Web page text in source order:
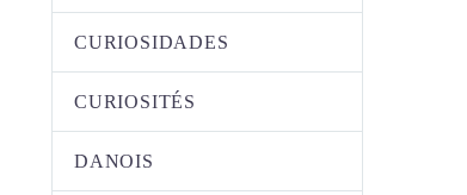
CURIOSIDADES
CURIOSITÉS
DANOIS